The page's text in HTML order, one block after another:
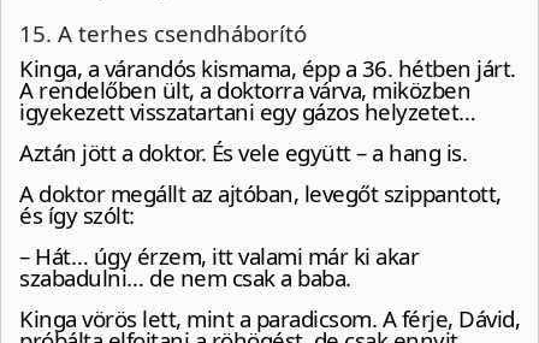
15. A terhes csendháborító
Kinga, a várandós kismama, épp a 36. hétben járt.
A rendelőben ült, a doktorra várva, miközben
igyekezett visszatartani egy gázos helyzetet…
Aztán jött a doktor. És vele együtt – a hang is.
A doktor megállt az ajtóban, levegőt szippantott,
és így szólt:
– Hát… úgy érzem, itt valami már ki akar
szabadulni… de nem csak a baba.
Kinga vörös lett, mint a paradicsom. A férje, Dávid,